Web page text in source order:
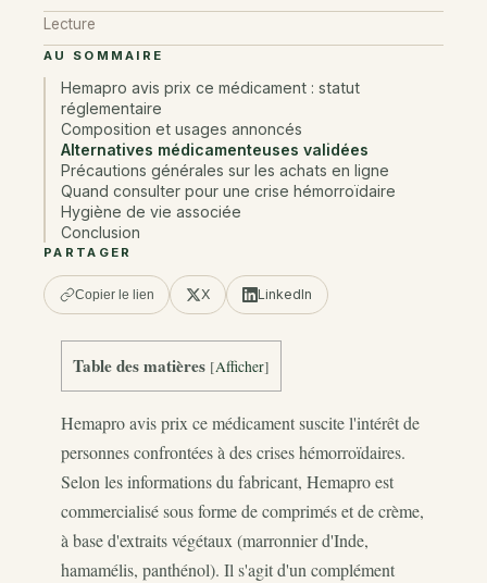
Lecture
AU SOMMAIRE
Hemapro avis prix ce médicament : statut
réglementaire
Composition et usages annoncés
Alternatives médicamenteuses validées
Précautions générales sur les achats en ligne
Quand consulter pour une crise hémorroïdaire
Hygiène de vie associée
Conclusion
PARTAGER
Copier le lien X LinkedIn
Table des matières [Afficher]
Hemapro avis prix ce médicament suscite l'intérêt de
personnes confrontées à des crises hémorroïdaires.
Selon les informations du fabricant, Hemapro est
commercialisé sous forme de comprimés et de crème,
à base d'extraits végétaux (marronnier d'Inde,
hamamélis, panthénol). Il s'agit d'un complément